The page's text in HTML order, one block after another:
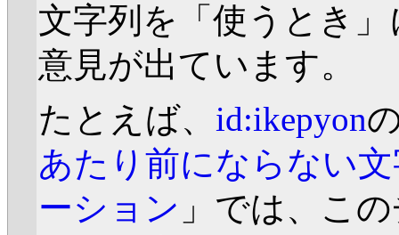
文字列を「使うとき
意見が出ています。
たとえば、 id:ikepyon
あたり前にならない
ーション 」では、こ